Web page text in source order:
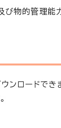
物的管理能
ンロードでき